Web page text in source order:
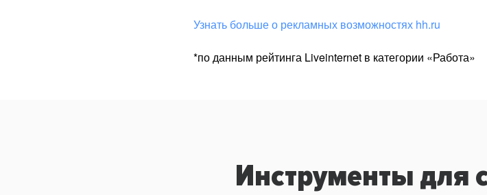
Узнать больше о рекламных возможностях hh.ru
*по данным рейтинга Liveinternet в категории «Работа»
Инструменты для